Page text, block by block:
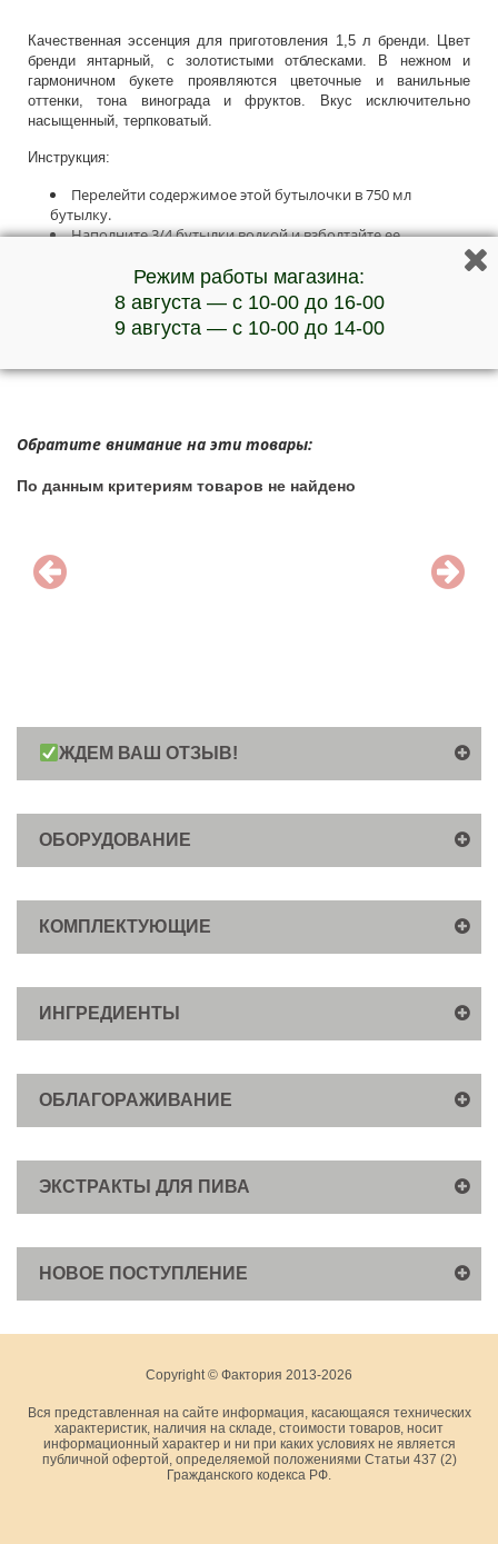
Качественная эссенция для приготовления 1,5 л бренди. Цвет
бренди янтарный, с золотистыми отблесками. В нежном и
гармоничном букете проявляются цветочные и ванильные
оттенки, тона винограда и фруктов. Вкус исключительно
насыщенный, терпковатый.
Инструкция:
Перелейти содержимое этой бутылочки в 750 мл
бутылку.
Наполните 3/4 бутылки водкой и взболтайте ее.
растворения эссенции
Через сутки напиток готов к употреблению.
***Наличие товара и актуальную стоимость уточняйте у
менеджеров по телефону
Обратите внимание на эти товары:
По данным критериям товаров не найдено
ЖДЕМ ВАШ ОТЗЫВ!
ОБОРУДОВАНИЕ
КОМПЛЕКТУЮЩИЕ
ИНГРЕДИЕНТЫ
ОБЛАГОРАЖИВАНИЕ
ЭКСТРАКТЫ ДЛЯ ПИВА
НОВОЕ ПОСТУПЛЕНИЕ
Copyright © Фактория 2013-2026
Вся представленная на сайте информация, касающаяся технических
характеристик, наличия на складе, стоимости товаров, носит
информационный характер и ни при каких условиях не является
публичной офертой, определяемой положениями Статьи 437 (2)
Гражданского кодекса РФ.
Режим работы магазина:
8 августа — с 10-00 до 16-00
9 августа — с 10-00 до 14-00